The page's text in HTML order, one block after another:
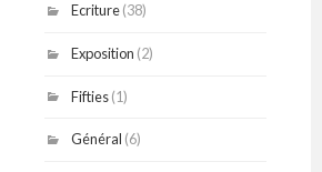
Ecriture(38)
Exposition (2)
Fifties(1)
Général (6)